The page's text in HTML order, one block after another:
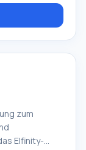
für
zum
Elfinity-